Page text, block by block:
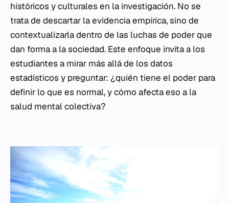
históricos y culturales en la investigación. No se
trata de descartar la evidencia empírica, sino de
contextualizarla dentro de las luchas de poder que
dan forma a la sociedad. Este enfoque invita a los
estudiantes a mirar más allá de los datos
estadísticos y preguntar: ¿quién tiene el poder para
definir lo que es normal, y cómo afecta eso a la
salud mental colectiva?